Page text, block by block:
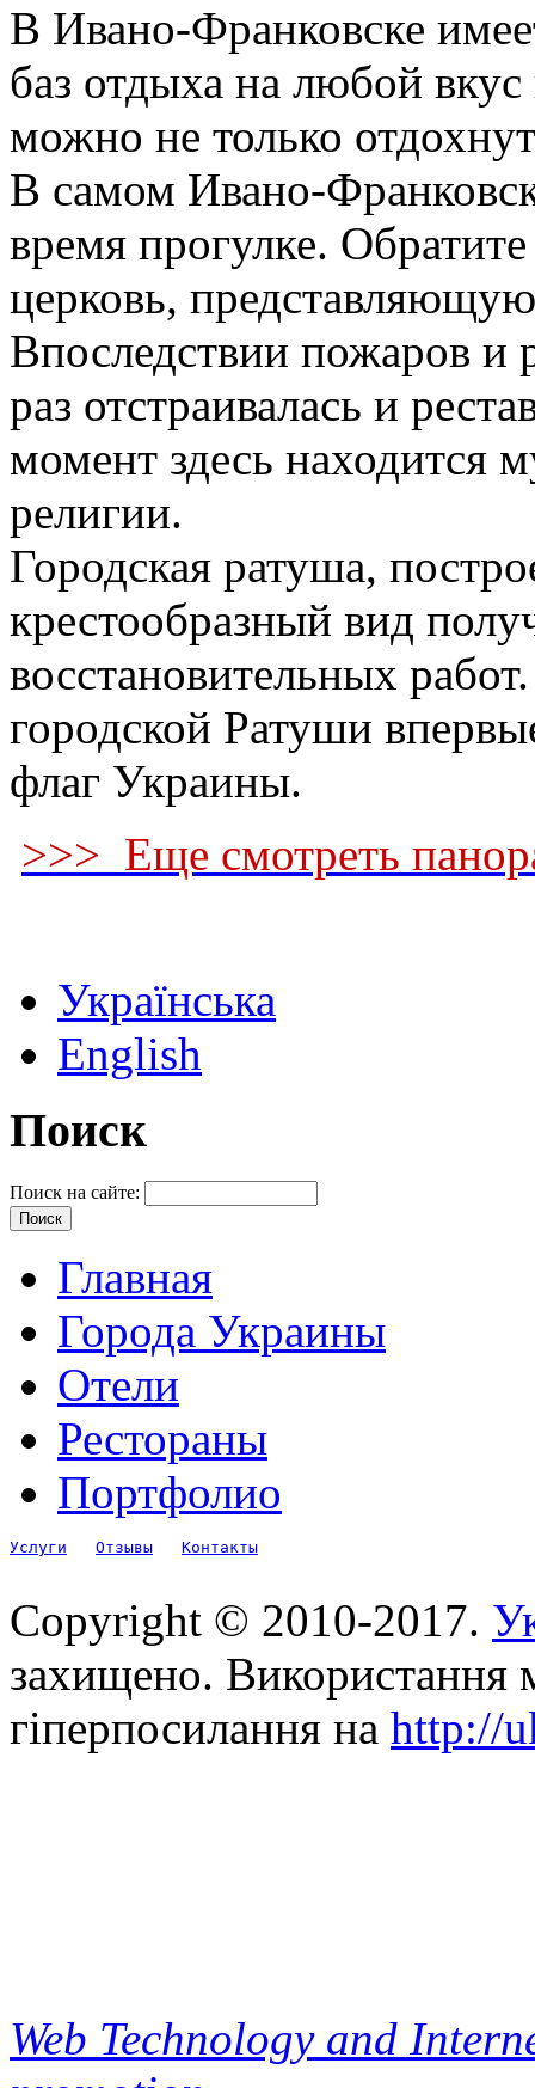
В Ивано-Франковске
баз отдыха на любой
можно не только
В самом Ивано-
время прогулке.
церковь,
Впоследствии пожаров и
раз отстраивалась и
момент здесь находится
религии.
Городская ратуша,
крестообразный вид
восстановительных
городской Ратуши
флаг Украины.
>>> Еще смотреть
Українська
English
Поиск
Поиск на сайте:
Главная
Города Украины
Отели
Рестораны
Портфолио
Услуги Отзывы Контакты
Copyright © 2010-2017.
захищено. Використання
гіперпосилання на http://
Web Technology and